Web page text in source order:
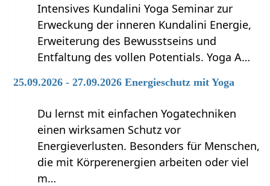
Intensives Kundalini Yoga Seminar zur
Erweckung der inneren Kundalini Energie,
Erweiterung des Bewusstseins und
Entfaltung des vollen Potentials. Yoga A…
25.09.2026 - 27.09.2026 Energieschutz mit Yoga
Du lernst mit einfachen Yogatechniken
einen wirksamen Schutz vor
Energieverlusten. Besonders für Menschen,
die mit Körperenergien arbeiten oder viel
m…